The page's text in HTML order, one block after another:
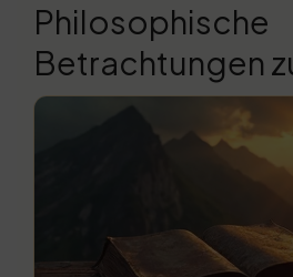
Philosophische
Betrachtungen